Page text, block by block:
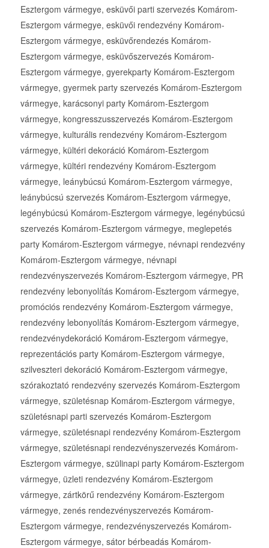
Esztergom vármegye, esküvői parti szervezés Komárom-
Esztergom vármegye, esküvői rendezvény Komárom-
Esztergom vármegye, esküvőrendezés Komárom-
Esztergom vármegye, esküvőszervezés Komárom-
Esztergom vármegye, gyerekparty Komárom-Esztergom
vármegye, gyermek party szervezés Komárom-Esztergom
vármegye, karácsonyi party Komárom-Esztergom
vármegye, kongresszusszervezés Komárom-Esztergom
vármegye, kulturális rendezvény Komárom-Esztergom
vármegye, kültéri dekoráció Komárom-Esztergom
vármegye, kültéri rendezvény Komárom-Esztergom
vármegye, leánybúcsú Komárom-Esztergom vármegye,
leánybúcsú szervezés Komárom-Esztergom vármegye,
legénybúcsú Komárom-Esztergom vármegye, legénybúcsú
szervezés Komárom-Esztergom vármegye, meglepetés
party Komárom-Esztergom vármegye, névnapi rendezvény
Komárom-Esztergom vármegye, névnapi
rendezvényszervezés Komárom-Esztergom vármegye, PR
rendezvény lebonyolítás Komárom-Esztergom vármegye,
promóciós rendezvény Komárom-Esztergom vármegye,
rendezvény lebonyolítás Komárom-Esztergom vármegye,
rendezvénydekoráció Komárom-Esztergom vármegye,
reprezentációs party Komárom-Esztergom vármegye,
szilveszteri dekoráció Komárom-Esztergom vármegye,
szórakoztató rendezvény szervezés Komárom-Esztergom
vármegye, születésnap Komárom-Esztergom vármegye,
születésnapi parti szervezés Komárom-Esztergom
vármegye, születésnapi rendezvény Komárom-Esztergom
vármegye, születésnapi rendezvényszervezés Komárom-
Esztergom vármegye, szülinapi party Komárom-Esztergom
vármegye, üzleti rendezvény Komárom-Esztergom
vármegye, zártkörű rendezvény Komárom-Esztergom
vármegye, zenés rendezvényszervezés Komárom-
Esztergom vármegye, rendezvényszervezés Komárom-
Esztergom vármegye, sátor bérbeadás Komárom-